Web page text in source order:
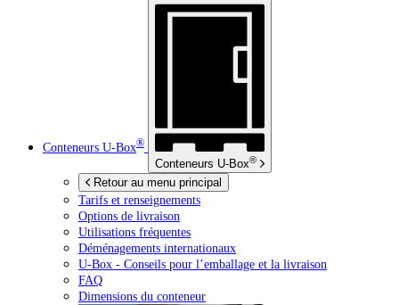
Conteneurs U-Box®
Conteneurs U-Box®
Retour au menu principal
Tarifs et renseignements
Options de livraison
Utilisations fréquentes
Déménagements internationaux
U-Box - Conseils pour l’emballage et la livraison
FAQ
Dimensions du conteneur